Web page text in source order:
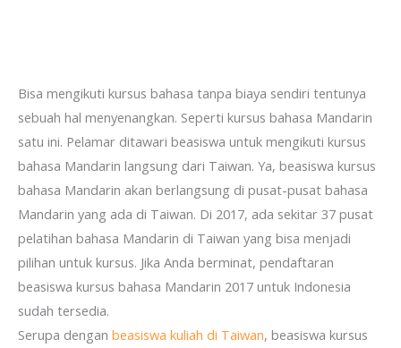
Bisa mengikuti kursus bahasa tanpa biaya sendiri tentunya
sebuah hal menyenangkan. Seperti kursus bahasa Mandarin
satu ini. Pelamar ditawari beasiswa untuk mengikuti kursus
bahasa Mandarin langsung dari Taiwan. Ya, beasiswa kursus
bahasa Mandarin akan berlangsung di pusat-pusat bahasa
Mandarin yang ada di Taiwan. Di 2017, ada sekitar 37 pusat
pelatihan bahasa Mandarin di Taiwan yang bisa menjadi
pilihan untuk kursus. Jika Anda berminat, pendaftaran
beasiswa kursus bahasa Mandarin 2017 untuk Indonesia
sudah tersedia.
Serupa dengan beasiswa kuliah di Taiwan, beasiswa kursus